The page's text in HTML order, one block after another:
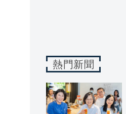
熱門新聞